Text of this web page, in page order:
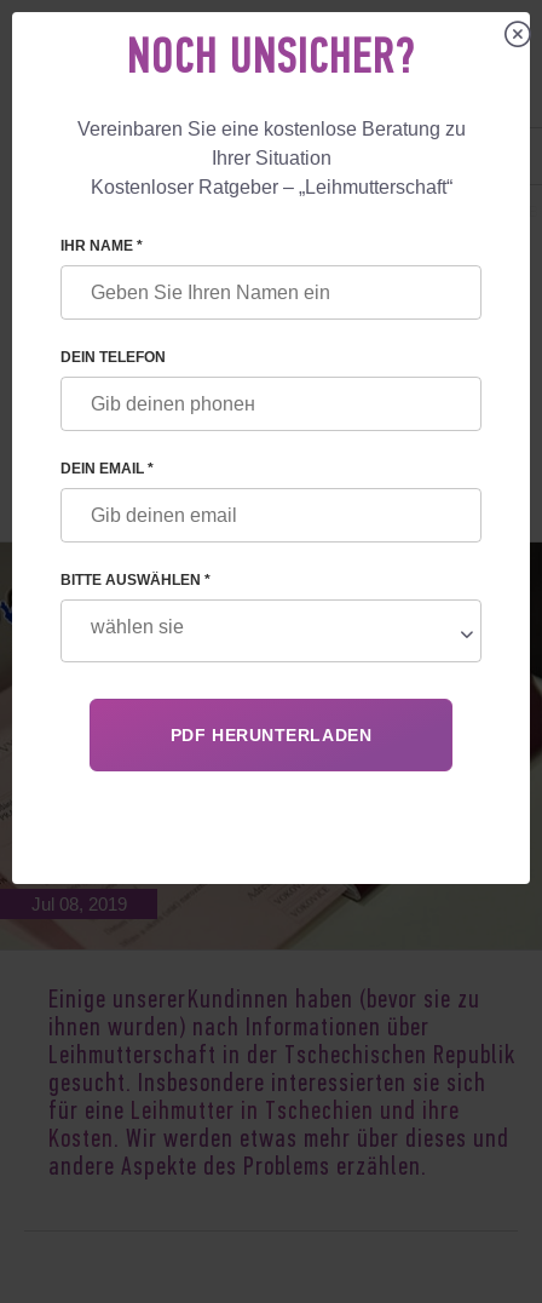
LEIHMUTTERSCHAFT IN TSCHECHIEN:
BEDINGUNGEN, LEGALITÄT,
EUROPÄISCHER PASS DES KINDES.
KOSTEN FÜR EINE LEIHMUTTER IN
TSCHECHIEN
Jul 08, 2019
Einige unserer Kundinnen haben (bevor sie zu
ihnen wurden) nach Informationen über
Leihmutterschaft in der Tschechischen Republik
gesucht. Insbesondere interessierten sie sich
für eine Leihmutter in Tschechien und ihre
Kosten. Wir werden etwas mehr über dieses und
andere Aspekte des Problems erzählen.
NOCH UNSICHER?
Vereinbaren Sie eine kostenlose Beratung zu
Ihrer Situation
Kostenloser Ratgeber – „Leihmutterschaft“
IHR NAME *
DEIN TELEFON
DEIN EMAIL *
BITTE AUSWÄHLEN *